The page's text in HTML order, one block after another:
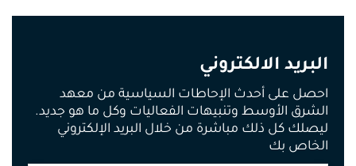
البريد الالكتروني
احصل على أحدث الإحاطات السياسية من معهد
الشرق الأوسط وتنبيهات الفعاليات وكل ما هو جديد.
ليصلك كل ذلك مباشرة من خلال البريد الإلكتروني
الخاص بك